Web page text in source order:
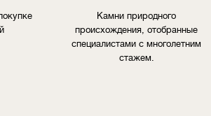
Камни природного
происхождения, отобранные
специалистами с многолетним
стажем.